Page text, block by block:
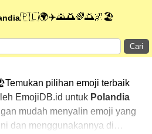
🇵🇱🌍✈️🌄🌅🌈🌅🌌🏖️
Cari
pilihan emoji terbaik
EmojiDB.id untuk Polandia
mudah menyalin emoji yang
dan menggunakannya di